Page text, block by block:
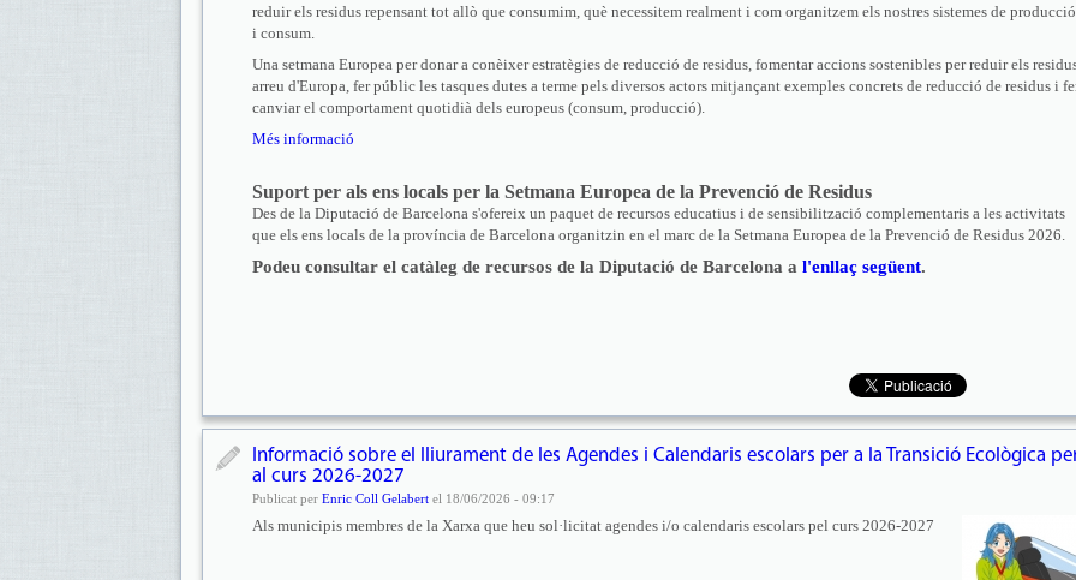
reduir els residus repensant tot allò que consumim, què necessitem realment i com organitzem els nostres sistemes de producció
i consum.
Una setmana Europea per donar a conèixer estratègies de reducció de residus, fomentar accions sostenibles per reduir els
arreu d'Europa, fer públic les tasques dutes a terme pels diversos actors mitjançant exemples concrets de reducció de residus i
canviar el comportament quotidià dels europeus (consum, producció).
Més informació
Suport per als ens locals per la Setmana Europea de la Prevenció de Residus
Des de la Diputació de Barcelona s'ofereix un paquet de recursos educatius i de sensibilització complementaris a les activitats
que els ens locals de la província de Barcelona organitzin en el marc de la Setmana Europea de la Prevenció de Residus 2026.
Podeu consultar el catàleg de recursos de la Diputació de Barcelona a l'enllaç següent.
Informació sobre el lliurament de les Agendes i Calendaris escolars per a la Transició Ecològica
al curs 2026-2027
Publicat per Enric Coll Gelabert el 18/06/2026 - 09:17
Als municipis membres de la Xarxa que heu sol·licitat agendes i/o calendaris escolars pel curs 2026-2027